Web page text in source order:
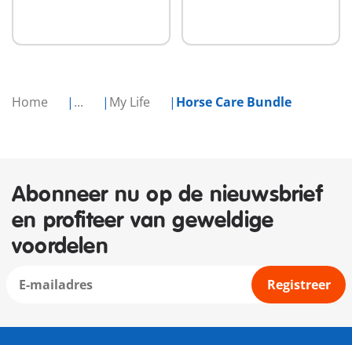
Home ... My Life Horse Care Bundle
Abonneer nu op de nieuwsbrief
en profiteer van geweldige
voordelen
Registreer